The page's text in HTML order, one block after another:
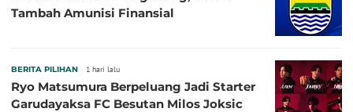
Tambah Amunisi Finansial
BERITA PILIHAN 1 hari lalu
Ryo Matsumura Berpeluang Jadi Starter
Garudayaksa FC Besutan Milos Joksic